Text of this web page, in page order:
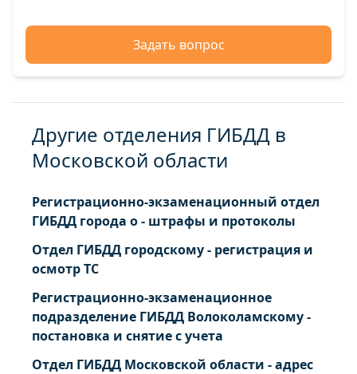
Задать вопрос
Другие отделения ГИБДД в
Московской области
Регистрационно-экзаменационный отдел
ГИБДД города о - штрафы и протоколы
Отдел ГИБДД городскому - регистрация и
осмотр ТС
Регистрационно-экзаменационное
подразделение ГИБДД Волоколамскому -
постановка и снятие с учета
Отдел ГИБДД Московской области - адрес